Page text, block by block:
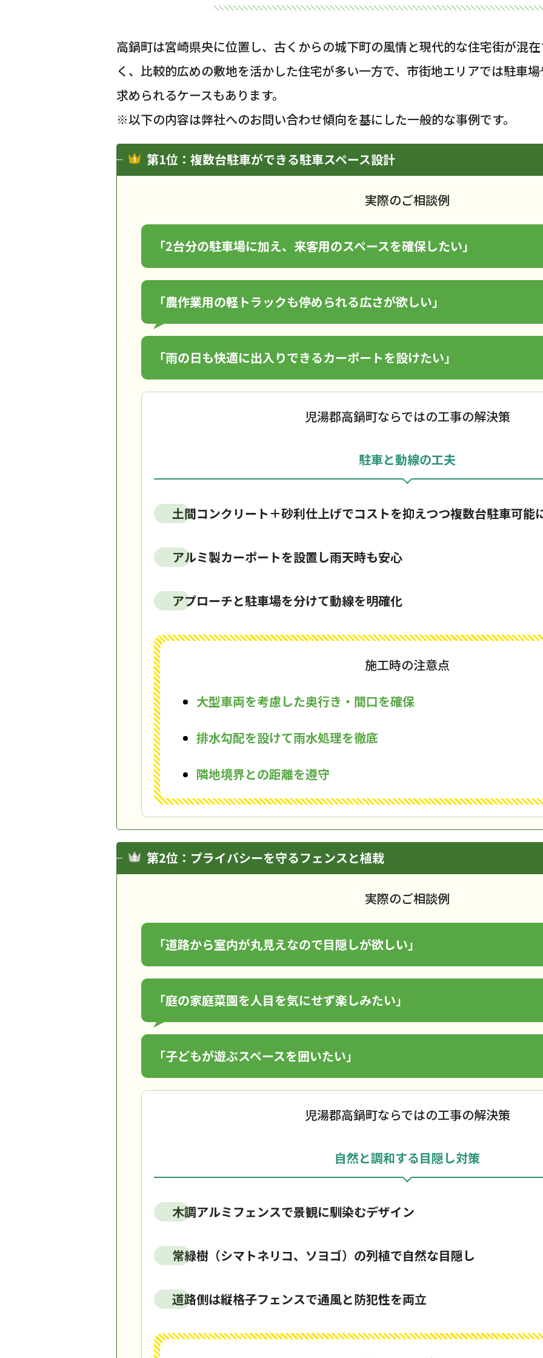
高鍋町は宮崎県央に位置し、古くからの城下町の風情と現代的な住宅街が混
く、比較的広めの敷地を活かした住宅が多い一方で、市街地エリアでは駐車
求められるケースもあります。
※以下の内容は弊社へのお問い合わせ傾向を基にした一般的な事例です。
第1位：複数台駐車ができる駐車スペース設計
実際のご相談例
「2台分の駐車場に加え、来客用のスペースを確保したい」
「農作業用の軽トラックも停められる広さが欲しい」
「雨の日も快適に出入りできるカーポートを設けたい」
児湯郡高鍋町ならではの工事の解決策
駐車と動線の工夫
土間コンクリート＋砂利仕上げでコストを抑えつつ複数台駐車可能
アルミ製カーポートを設置し雨天時も安心
アプローチと駐車場を分けて動線を明確化
施工時の注意点
大型車両を考慮した奥行き・間口を確保
排水勾配を設けて雨水処理を徹底
隣地境界との距離を遵守
第2位：プライバシーを守るフェンスと植栽
実際のご相談例
「道路から室内が丸見えなので目隠しが欲しい」
「庭の家庭菜園を人目を気にせず楽しみたい」
「子どもが遊ぶスペースを囲いたい」
児湯郡高鍋町ならではの工事の解決策
自然と調和する目隠し対策
木調アルミフェンスで景観に馴染むデザイン
常緑樹（シマトネリコ、ソヨゴ）の列植で自然な目隠し
道路側は縦格子フェンスで通風と防犯性を両立